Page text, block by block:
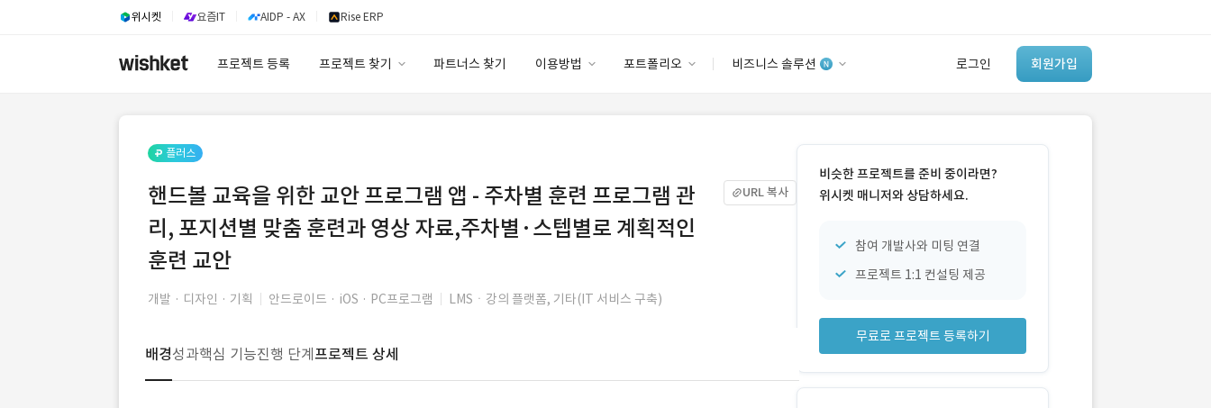
위시켓 요즘IT AIDP - AX Rise ERP
프로젝트 등록 프로젝트 찾기 파트너스 찾기 이용방법 포트폴리오 비즈니스 솔루션 로그인 회원가입
고객센터
안심 코드 케어
스토어
‘이런 거’ 만들어본
개발 회사 있어?
플러스
핸드볼 교육을 위한 교안 프로그램 앱 - 주차별 훈련 프로그램 관
리, 포지션별 맞춤 훈련과 영상 자료,주차별·스텝별로 계획적인
훈련 교안
URL 복사
개발 · 디자인 · 기획 안드로이드 · iOS · PC프로그램 LMSㆍ강의 플랫폼, 기타(IT 서비스 구축)
배경성과핵심 기능진행 단계 프로젝트 상세
비슷한 프로젝트를 준비 중이라면?
위시켓 매니저와 상담하세요.
참여 개발사와 미팅 연결
프로젝트 1:1 컨설팅 제공
무료로 프로젝트 등록하기